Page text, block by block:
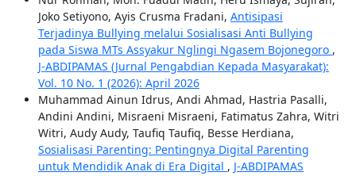
Joko Setiyono, Ayis Crusma Fradani, Antisipasi
Terjadinya Bullying melalui Sosialisasi Anti Bullying
pada Siswa MTs Assyakur Nglingi Ngasem Bojonegoro ,
J-ABDIPAMAS (Jurnal Pengabdian Kepada Masyarakat):
Vol. 10 No. 1 (2026): April 2026
Muhammad Ainun Idrus, Andi Ahmad, Hastria Pasalli,
Andini Andini, Misraeni Misraeni, Fatimatus Zahra, Witri
Witri, Audy Audy, Taufiq Taufiq, Besse Herdiana,
Sosialisasi Parenting: Pentingnya Digital Parenting
untuk Mendidik Anak di Era Digital , J-ABDIPAMAS